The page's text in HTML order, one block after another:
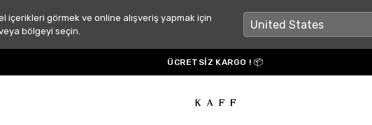
içerikleri görmek ve online alışveriş yapmak için
bölgeyi seçin.
TÜM ÜRÜNLERDE %25 İNDİRİM ! 🚨